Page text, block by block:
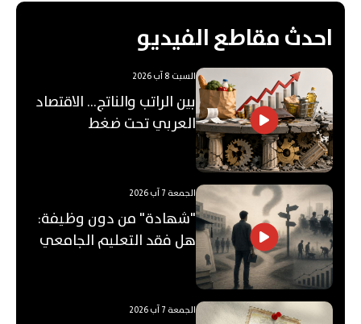
احدث مقاطع الفيديو
السبت 8 آب 2026
بين الراتب والناتج… الاقتصاد
العربي تحت ضغط
الجمعة 7 آب 2026
"شهادة" من دون وظيفة:
هل فقد التعليم الجامعي
الجمعة 7 آب 2026